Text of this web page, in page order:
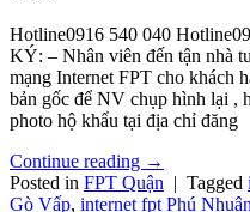
Hotline0916 540 040
KÝ: – Nhân viên đến tận nhà
mạng Internet FPT cho khách
bản gốc để NV chụp hình lại ,
photo hộ khẩu tại địa chỉ đăng
Continue reading →
Posted in FPT Quận | Tagged
Gò Vấp, internet fpt Phú Nhuận